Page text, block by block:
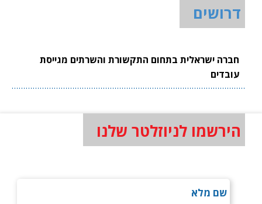
דרושים
חברה ישראלית בתחום התקשורת והשרתים מגייסת
עובדים
הירשמו לניוזלטר שלנו